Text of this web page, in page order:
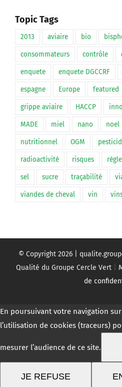
Topic Tags
2013 aviaire bio
consommateurs contrôle
enquete enquete DGCCRF
espagne Europe featured
grippe aviaire HACCP
MADE miel nano noel
nutritionnel OGM
radioactivité risques
sel sucre traçabilité
viandes de cheval vin
© Copyright 2026 |
Qualité du Groupe Cercle Vert|
de
En poursuivant votre navigation
l’utilisation de cookies (traceurs)
mesurer l’audience de ce site.
JE REFUSE